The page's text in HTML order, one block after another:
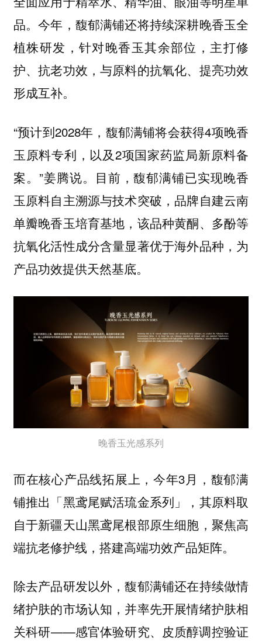
品。今年，馥郁满铺还将持续深耕晚香玉全
植株研发，针对晚香玉其余部位，主打修
护、抗老功效，与原料的抗氧化、提亮功效
形成互补。
“预计到2028年，馥郁满铺将会获得4项晚香
玉原料专利，以及2项国家药监局新原料备
案。”姜腾说。目前，馥郁满铺已实现晚香
玉原料自主溯源与技术突破，品牌自建云南
单瓣晚香玉培育基地，该品种黄酮、多酚等
抗氧化活性成分含量显著优于海外品种，为
产品功效提供天然基底。
晚香玉光感系列
而在核心产品线拓展上，今年3月，馥郁满
铺推出「黑鸢尾赋活琉金系列」，其原料取
自于新疆天山黑鸢尾根部原生细胞，聚焦高
端抗老修护线，搭建高端功效产品矩阵。
除去产品研发以外，馥郁满铺还在持续做情
绪护肤的市场认知，并率先开展情绪护肤相
关科研——感官体验研究、皮质醇调控验证